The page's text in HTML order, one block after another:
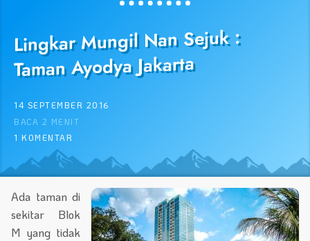
Lingkar Mungil Nan Sejuk :
Taman Ayodya Jakarta
14 SEPTEMBER 2016
BACA 2 MENIT
1 KOMENTAR
Ada taman di
sekitar Blok
M yang tidak